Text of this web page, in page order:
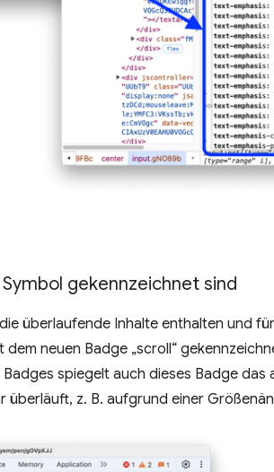
gekennzeichnet sind
überlaufende Inhalte enthalten und
neuen Badge „scroll“
spiegelt auch dieses Badge das
überläuft, z. B. aufgrund einer